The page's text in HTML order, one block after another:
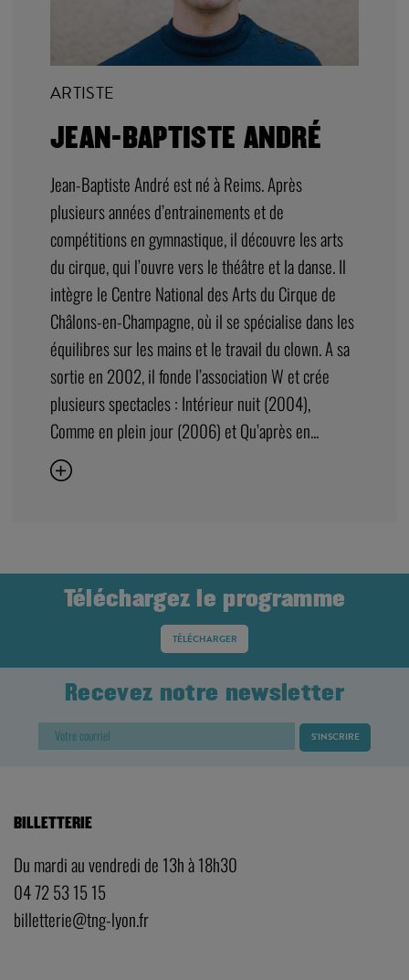
ARTISTE
JEAN-BAPTISTE ANDRÉ
Jean-Baptiste André est né à Reims. Après
plusieurs années d’entrainements et de
compétitions en gymnastique, il découvre les arts
du cirque, qui l’ouvre vers le théâtre et la danse. Il
intègre le Centre National des Arts du Cirque de
Châlons-en-Champagne, où il se spécialise dans les
équilibres sur les mains et le travail du clown. A sa
sortie en 2002, il fonde l’association W et crée
plusieurs spectacles : Intérieur nuit (2004),
Comme en plein jour (2006) et Qu’après en...
Téléchargez le programme
TÉLÉCHARGER
Recevez notre newsletter
BILLETTERIE
Du mardi au vendredi de 13h à 18h30
04 72 53 15 15
billetterie@tng-lyon.fr